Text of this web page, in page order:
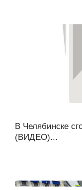
В Челябинске
(ВИДЕО)...